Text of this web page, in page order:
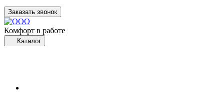
Заказать звонок
Комфорт в работе
Каталог